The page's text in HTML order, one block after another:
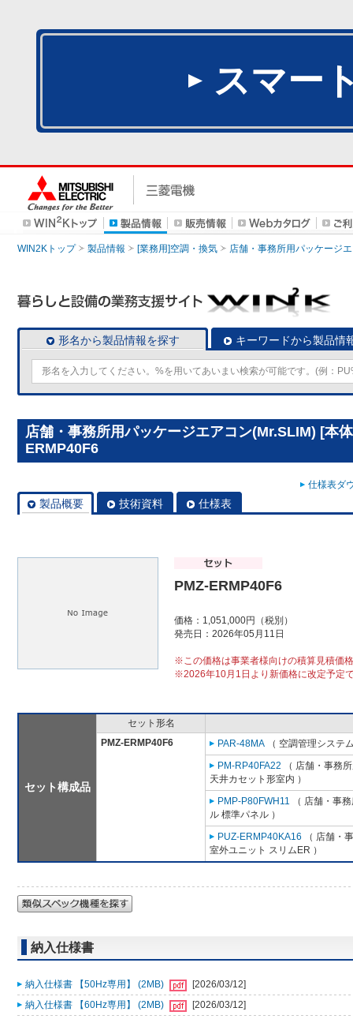
スマー
WIN2Kトップ 製品情報 [業務用]空調・換気 店舗・事務所用パッケージ
形名から製品情報を探す キーワードから製品情
店舗・事務所用パッケージエアコン(Mr.SLIM) [本
ERMP40F6
仕様表ダ
製品概要 技術資料 仕様表
PMZ-ERMP40F6
価格：1,051,000円（税別）
発売日：2026年05月11日
※この価格は事業者様向けの積算見積価
※2026年10月1日より新価格に改定予定
セット構成品
セット形名
PMZ-ERMP40F6
PAR-48MA （ 空調管理システ
PM-RP40FA22 （ 店舗・事務
天井カセット形室内 ）
PMP-P80FWH11 （ 店舗・事
ル 標準パネル ）
PUZ-ERMP40KA16 （ 店舗・
室外ユニット スリムER ）
納入仕様書
納入仕様書 【50Hz専用】 (2MB)
[2026/03/12]
納入仕様書 【60Hz専用】 (2MB)
[2026/03/12]